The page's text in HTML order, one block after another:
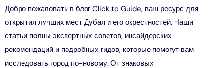
Добро пожаловать в блог Click to Guide, ваш ресурс для
открытия лучших мест Дубая и его окрестностей. Наши
статьи полны экспертных советов, инсайдерских
рекомендаций и подробных гидов, которые помогут вам
исследовать город по-новому. От знаковых